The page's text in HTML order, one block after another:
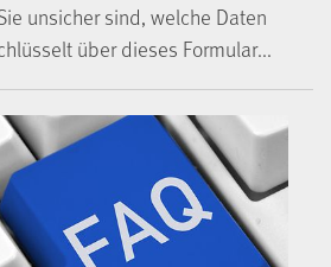
unsicher sind, welche Daten
über dieses Formular...